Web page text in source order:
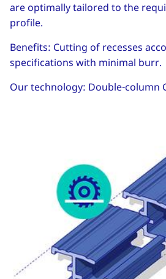
are optimally tailored to the
profile.
Benefits: Cutting of recesses
specifications with minimal burr.
Our technology: Double-column